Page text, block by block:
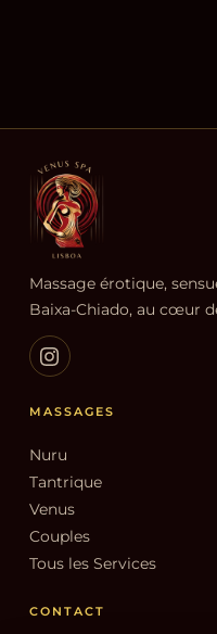
Massage érotique,
Baixa-Chiado, au cœur
MASSAGES
Nuru
Tantrique
Venus
Couples
Tous les Services
CONTACT